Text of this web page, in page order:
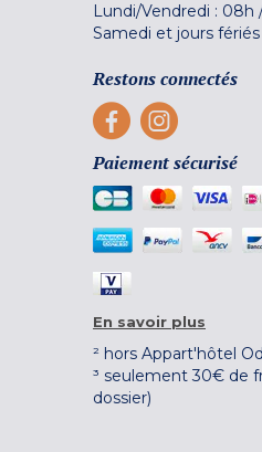
Lundi/Vendredi : 08h
Samedi et jours fériés
Restons connectés
Paiement sécurisé
En savoir plus
² hors Appart'hôtel
³ seulement 30€ de
dossier)